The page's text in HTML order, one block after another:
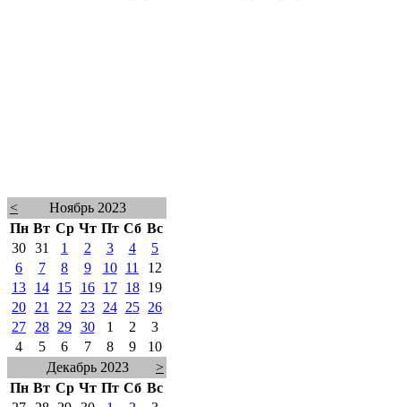
<
Ноябрь 2023
Пн Вт Ср Чт Пт Сб Вс
30 31 1 2 3 4
5
6
7 8 9 10 11
12
13
14 15 16 17 18
19
20
21 22 23 24 25
26
27
28 29 30 1 2
3
4
5 6 7 8 9
10
Декабрь 2023
>
Пн Вт Ср Чт Пт Сб Вс